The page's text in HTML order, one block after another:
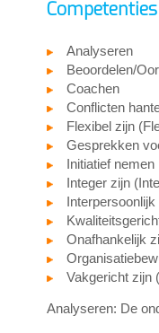
Analyseren
Beoordelen/
Coachen
Conflicten
Flexibel zijn
Gesprekken
Initiatief nemen
Integer zijn
Onafhankelijk
Vakgericht zijn
Analyseren: De